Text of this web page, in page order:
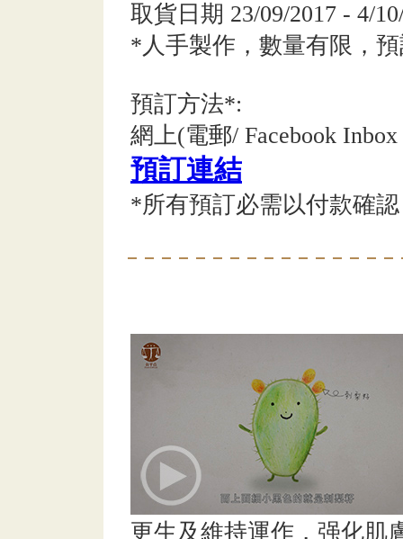
取貨日期 23/09/2017 - 4/
*人手製作，數量有限，
預訂方法*:
網上(電郵/ Facebook
預訂連結
*所有預訂必需以付款確
更生及維持運作，强化肌